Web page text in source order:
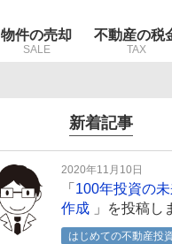
物件の売却
SALE
不動産の税
TAX
新着記事
2020年11月10日
「 100年投資の
作成 」を投稿し
はじめての不動産投